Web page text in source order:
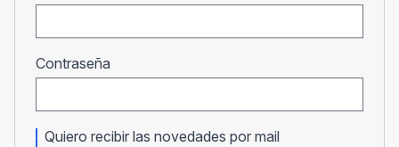
Contraseña
Quiero recibir las novedades por mail